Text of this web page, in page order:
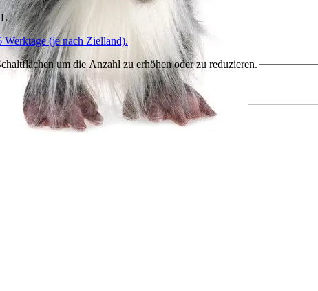
Werktage (je nach Zielland).
um die Anzahl zu erhöhen oder zu reduzieren.